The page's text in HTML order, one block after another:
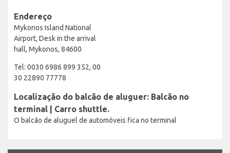
Endereço
Mykonos Island National
Airport, Desk in the arrival
hall, Mykonos, 84600
Tel: 0030 6986 899 352, 00
30 22890 77778
Localização do balcão de aluguer: Balcão no
terminal | Carro shuttle.
O balcão de aluguel de automóveis fica no terminal